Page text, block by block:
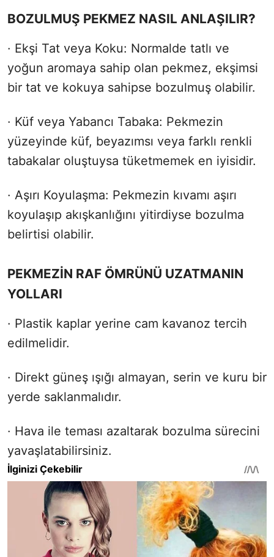
BOZULMUŞ PEKMEZ NASIL ANLAŞILIR?
· Ekşi Tat veya Koku: Normalde tatlı ve
yoğun aromaya sahip olan pekmez, ekşimsi
bir tat ve kokuya sahipse bozulmuş olabilir.
· Küf veya Yabancı Tabaka: Pekmezin
yüzeyinde küf, beyazımsı veya farklı renkli
tabakalar oluştuysa tüketmemek en iyisidir.
· Aşırı Koyulaşma: Pekmezin kıvamı aşırı
koyulaşıp akışkanlığını yitirdiyse bozulma
belirtisi olabilir.
PEKMEZİN RAF ÖMRÜNÜ UZATMANIN
YOLLARI
· Plastik kaplar yerine cam kavanoz tercih
edilmelidir.
· Direkt güneş ışığı almayan, serin ve kuru bir
yerde saklanmalıdır.
· Hava ile teması azaltarak bozulma sürecini
yavaşlatabilirsiniz.